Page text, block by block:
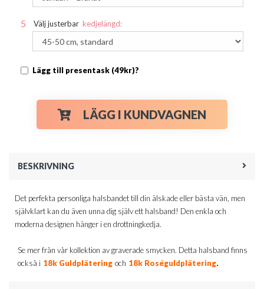
Välj justerbar kedjelängd:
Lägg till presentask (49kr)?
LÄGG I KUNDVAGNEN
BESKRIVNING
Det perfekta personliga halsbandet till din älskade eller bästa vän, men
självklart kan du även unna dig själv ett halsband! Den enkla och
moderna designen hänger i en drottningkedja.
Se mer från vår kollektion av graverade smycken. Detta halsband finns
också i 18k Guldplätering och 18k Roséguldplätering.